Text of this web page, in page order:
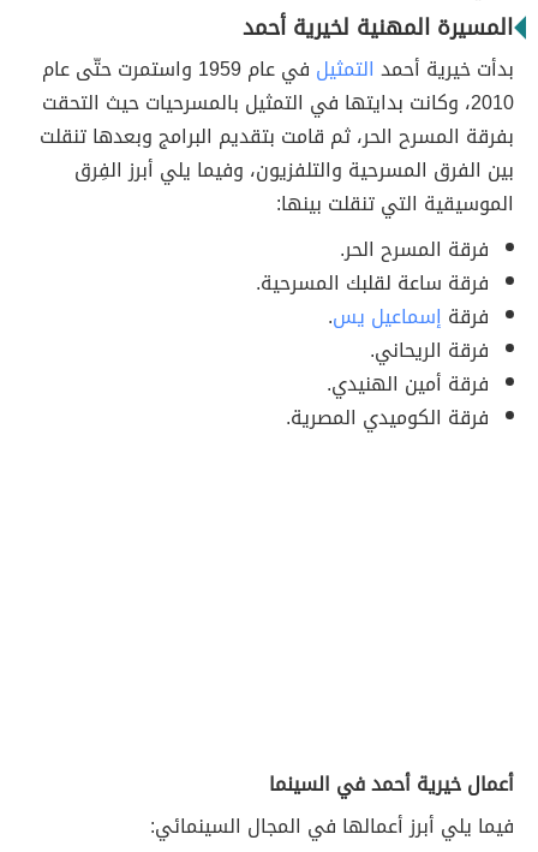
المسيرة المهنية لخيرية أحمد
بدأت خيرية أحمد التمثيل
في عام 1959 واستمرت حتّى عام
2010، وكانت بدايتها في التمثيل بالمسرحيات حيث التحقت
بفرقة المسرح الحر، ثم قامت بتقديم البرامج وبعدها تنقلت
بين الفرق المسرحية والتلفزيون، وفيما يلي أبرز الفِرق
الموسيقية التي تنقلت بينها:
فرقة المسرح الحر.
فرقة ساعة لقلبك المسرحية.
فرقة إسماعيل يس.
فرقة الريحاني.
فرقة أمين الهنيدي.
فرقة الكوميدي المصرية.
أعمال خيرية أحمد في السينما
فيما يلي أبرز أعمالها في المجال السينمائي: